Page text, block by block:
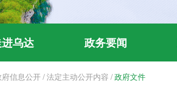
乌达 政务要闻
信息公开 /法定主动公开内容 /政府文件